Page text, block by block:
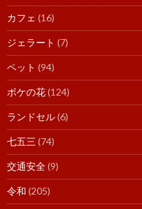
カフェ (16)
ジェラート (7)
ペット (94)
ボケの花(124)
ランドセル(6)
七五三 (74)
交通安全(9)
令和 (205)